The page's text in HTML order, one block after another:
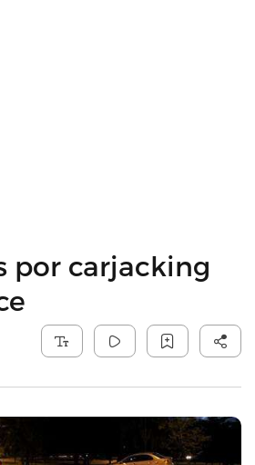
por carjacking